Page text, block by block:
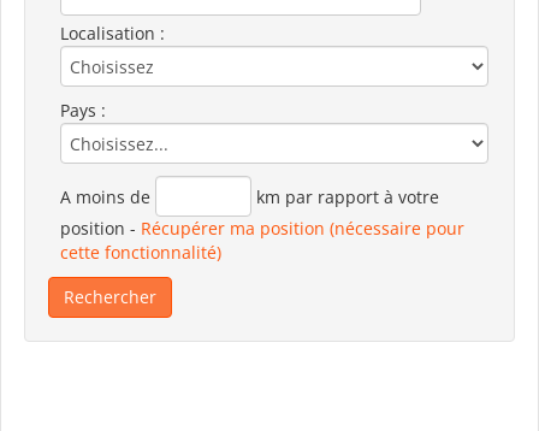
Localisation :
Pays :
A moins de
km par rapport à votre
position - Récupérer ma position (nécessaire pour
cette fonctionnalité)